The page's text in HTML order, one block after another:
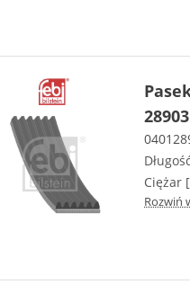
28903
Ciężar
Rozwiń